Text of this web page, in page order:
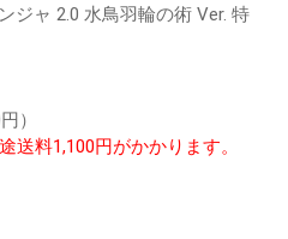
ジャ 2.0 水鳥羽輪の術 Ver. 特
）
送料1,100円がかかります。